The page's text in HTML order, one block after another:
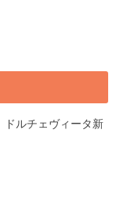
ドルチェヴィータ新